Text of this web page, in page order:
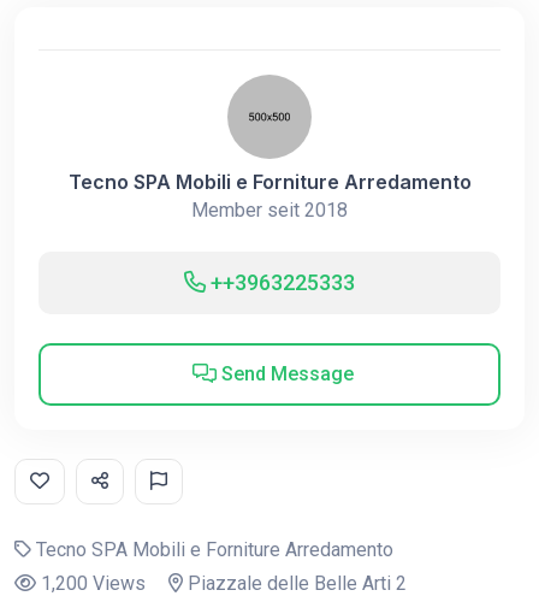
Tecno SPA Mobili e Forniture Arredamento
Member seit 2018
++3963225333
Send Message
Tecno SPA Mobili e Forniture Arredamento
1,200 Views
Piazzale delle Belle Arti 2